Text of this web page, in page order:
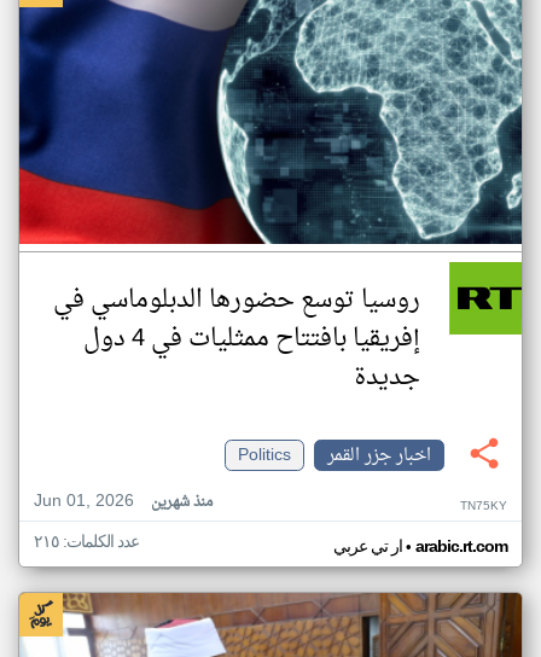
روسيا توسع حضورها الدبلوماسي في
إفريقيا بافتتاح ممثليات في 4 دول
جديدة
اخبار جزر القمر
Politics
Jun 01, 2026
منذ شهرين TN75KY
ار تي عربي• arabic.rt.com عدد الكلمات: ٢١٥